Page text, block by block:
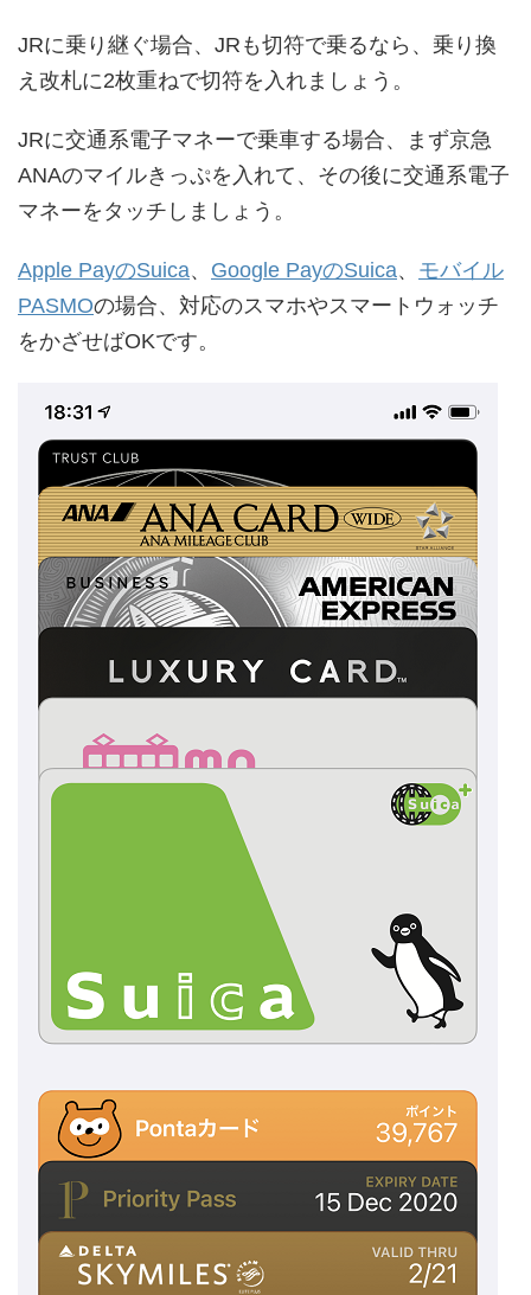
JRに乗り継ぐ場合、JRも切符で乗るなら、乗り換
え改札に2枚重ねで切符を入れましょう。
JRに交通系電子マネーで乗車する場合、まず京急
ANAのマイルきっぷを入れて、その後に交通系電子
マネーをタッチしましょう。
Apple PayのSuica、 Google PayのSuica、 モバイル
PASMOの場合、対応のスマホやスマートウォッチ
をかざせばOKです。